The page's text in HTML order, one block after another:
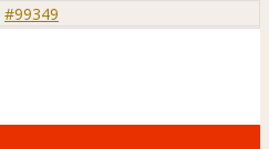
#99349